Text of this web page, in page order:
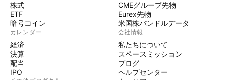
株式
ETF
暗号コイン
カレンダー
経済
決算
配当
IPO
CMEグループ先物
Eurex先物
米国株バンドルデータ
会社情報
私たちについて
スペースミッション
ブログ
ヘルプセンター